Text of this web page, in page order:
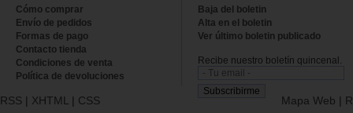
Cómo comprar
Envío de pedidos
Formas de pago
Contacto tienda
Condiciones de venta
Política de devoluciones
Baja del boletin
Alta en el boletin
Ver último boletin publicado
Recibe nuestro boletín quincenal.
RSS | XHTML | CSS Mapa Web |